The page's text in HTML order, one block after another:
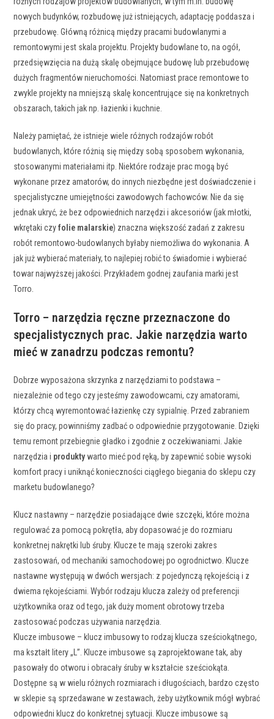
nowych budynków, rozbudowę już istniejących, adaptację poddasza i
przebudowę. Główną różnicą między pracami budowlanymi a
remontowymi jest skala projektu. Projekty budowlane to, na ogół,
przedsięwzięcia na dużą skalę obejmujące budowę lub przebudowę
dużych fragmentów nieruchomości. Natomiast prace remontowe to
zwykle projekty na mniejszą skalę koncentrujące się na konkretnych
obszarach, takich jak np. łazienki i kuchnie.
Należy pamiętać, że istnieje wiele różnych rodzajów robót
budowlanych, które różnią się między sobą sposobem wykonania,
stosowanymi materiałami itp. Niektóre rodzaje prac mogą być
wykonane przez amatorów, do innych niezbędne jest doświadczenie i
specjalistyczne umiejętności zawodowych fachowców. Nie da się
jednak ukryć, że bez odpowiednich narzędzi i akcesoriów (jak młotki,
wkrętaki czyfolie malarskie) znaczna większość zadań z zakresu
robót remontowo-budowlanych byłaby niemożliwa do wykonania. A
jak już wybierać materiały, to najlepiej robić to świadomie i wybierać
towar najwyższej jakości. Przykładem godnej zaufania marki jest
Torro.
Torro – narzędzia ręczne przeznaczone do
specjalistycznych prac. Jakie narzędzia warto
mieć w zanadrzu podczas remontu?
Dobrze wyposażona skrzynka z narzędziami to podstawa –
niezależnie od tego czy jesteśmy zawodowcami, czy amatorami,
którzy chcą wyremontować łazienkę czy sypialnię. Przed zabraniem
się do pracy, powinniśmy zadbać o odpowiednie przygotowanie. Dzięki
temu remont przebiegnie gładko i zgodnie z oczekiwaniami. Jakie
narzędzia i produkty warto mieć pod ręką, by zapewnić sobie wysoki
komfort pracy i uniknąć konieczności ciągłego biegania do sklepu czy
marketu budowlanego?
Klucz nastawny – narzędzie posiadające dwie szczęki, które można
regulować za pomocą pokrętła, aby dopasować je do rozmiaru
konkretnej nakrętki lub śruby. Klucze te mają szeroki zakres
zastosowań, od mechaniki samochodowej po ogrodnictwo. Klucze
nastawne występują w dwóch wersjach: z pojedynczą rękojeścią i z
dwiema rękojeściami. Wybór rodzaju klucza zależy od preferencji
użytkownika oraz od tego, jak duży moment obrotowy trzeba
zastosować podczas używania narzędzia.
Klucze imbusowe – klucz imbusowy to rodzaj klucza sześciokątnego,
ma kształt litery „L”. Klucze imbusowe są zaprojektowane tak, aby
pasowały do otworu i obracały śruby w kształcie sześciokąta.
Dostępne są w wielu różnych rozmiarach i długościach, bardzo często
w sklepie są sprzedawane w zestawach, żeby użytkownik mógł wybrać
odpowiedni klucz do konkretnej sytuacji. Klucze imbusowe są